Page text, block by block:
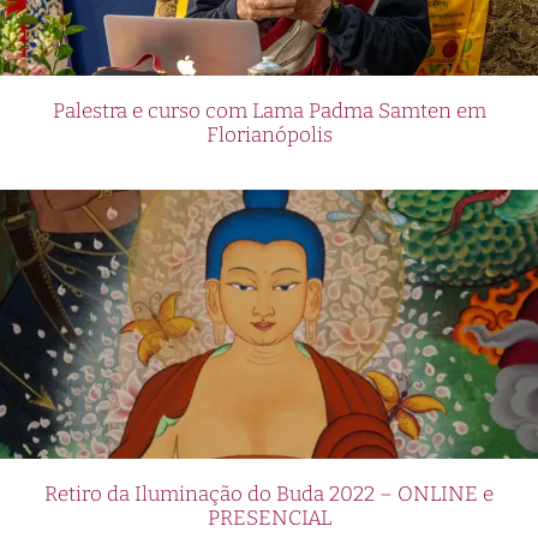
Palestra e curso com Lama Padma Samten em
Florianópolis
Retiro da Iluminação do Buda 2022 – ONLINE e
PRESENCIAL